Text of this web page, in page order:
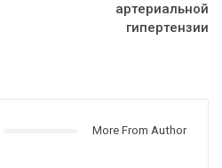
артериальной
гипертензии
More From Author